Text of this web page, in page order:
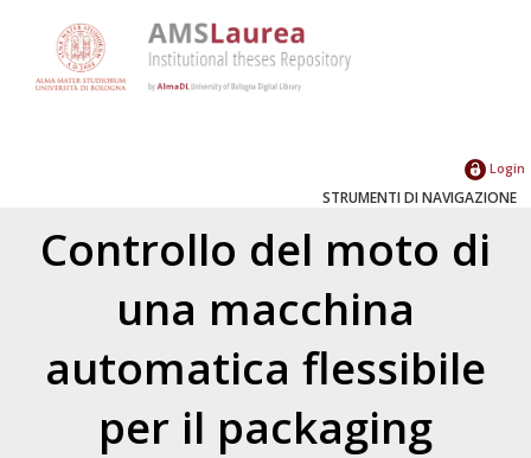
Login
STRUMENTI DI NAVIGAZIONE
Controllo del moto di
una macchina
automatica flessibile
per il packaging